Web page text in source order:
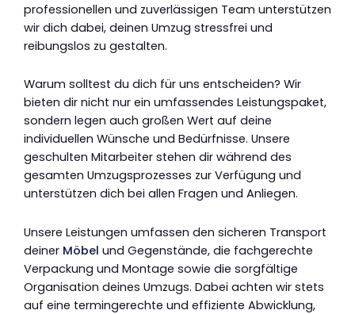
professionellen und zuverlässigen Team unterstützen
wir dich dabei, deinen Umzug stressfrei und
reibungslos zu gestalten.
Warum solltest du dich für uns entscheiden? Wir
bieten dir nicht nur ein umfassendes Leistungspaket,
sondern legen auch großen Wert auf deine
individuellen Wünsche und Bedürfnisse. Unsere
geschulten Mitarbeiter stehen dir während des
gesamten Umzugsprozesses zur Verfügung und
unterstützen dich bei allen Fragen und Anliegen.
Unsere Leistungen umfassen den sicheren Transport
deiner Möbel und Gegenstände, die fachgerechte
Verpackung und Montage sowie die sorgfältige
Organisation deines Umzugs. Dabei achten wir stets
auf eine termingerechte und effiziente Abwicklung,